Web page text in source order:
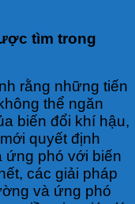
tìm trong
rằng những tiến
thể ngăn
biến đổi khí hậu,
quyết định
ứng phó với biến
các giải pháp
và ứng phó